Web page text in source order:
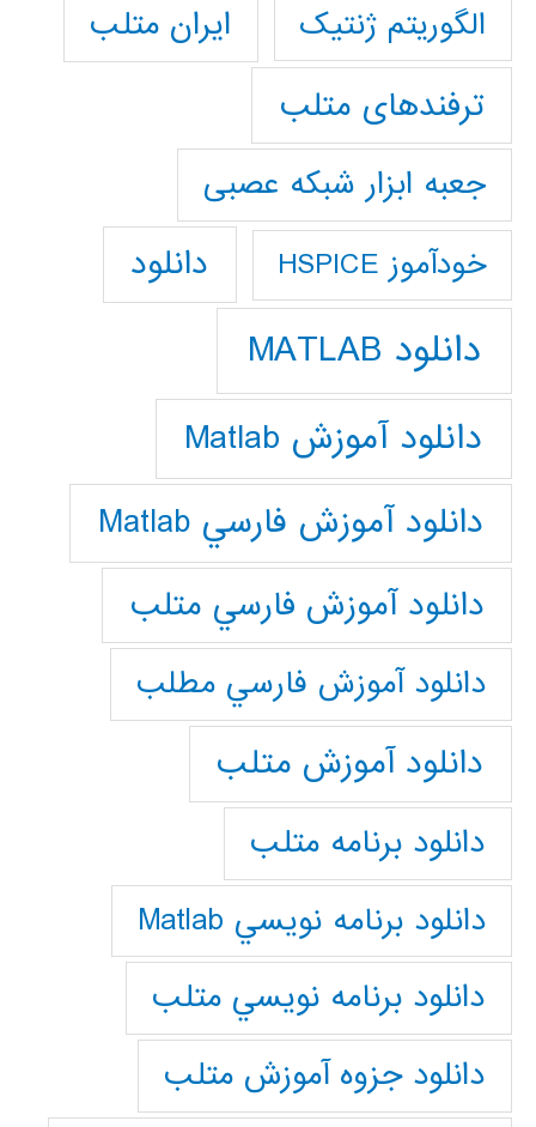
الگوریتم ژنتیک
ایران متلب
ترفندهای متلب
جعبه ابزار شبکه عصبی
خودآموز HSPICE دانلود
دانلود MATLAB
دانلود آموزش Matlab
دانلود آموزش فارسي Matlab
دانلود آموزش فارسي متلب
دانلود آموزش فارسي مطلب
دانلود آموزش متلب
دانلود برنامه متلب
دانلود برنامه نويسي Matlab
دانلود برنامه نويسي متلب
دانلود جزوه آموزش متلب